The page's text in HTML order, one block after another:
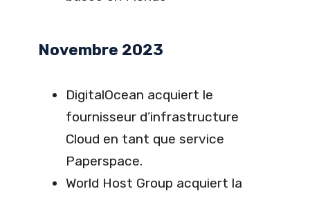
Novembre 2023
DigitalOcean acquiert le
fournisseur d’infrastructure
Cloud en tant que service
Paperspace.
World Host Group acquiert la